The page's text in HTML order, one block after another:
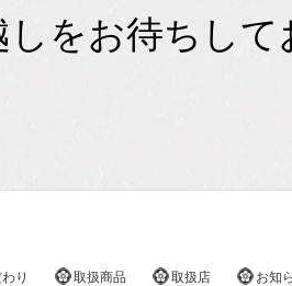
しをお待ちし
り 取扱商品 取扱店 お知